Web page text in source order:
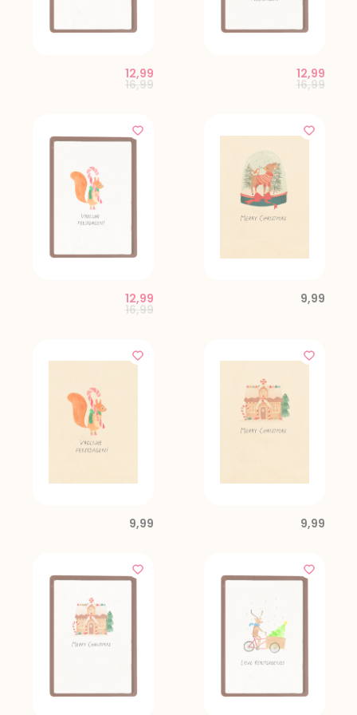
Price reduced from
16,99to
12,99
Price
16,99to
12,99
Price reduced from
16,99to
12,99 9,99
9,99 9,99